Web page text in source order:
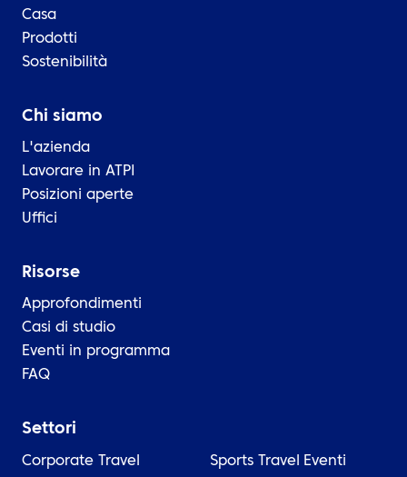
Casa
Prodotti
Sostenibilità
Chi siamo
L'azienda
Lavorare in ATPI
Posizioni aperte
Uffici
Risorse
Approfondimenti
Casi di studio
Eventi in programma
FAQ
Settori
Corporate Travel Sports Travel Eventi